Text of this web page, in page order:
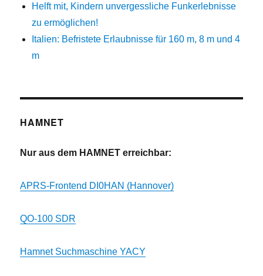
Helft mit, Kindern unvergessliche Funkerlebnisse
zu ermöglichen!
Italien: Befristete Erlaubnisse für 160 m, 8 m und 4
m
HAMNET
Nur aus dem HAMNET erreichbar:
APRS-Frontend DI0HAN (Hannover)
QO-100 SDR
Hamnet Suchmaschine YACY